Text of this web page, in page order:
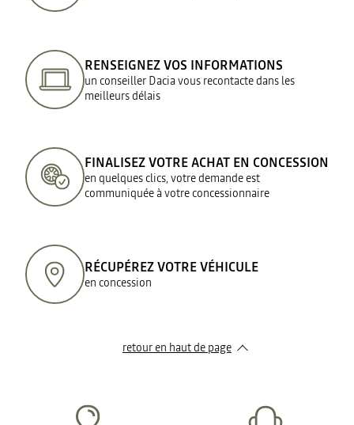
RENSEIGNEZ VOS INFORMATIONS
un conseiller Dacia vous recontacte dans les
meilleurs délais
FINALISEZ VOTRE ACHAT EN CONCESSION
en quelques clics, votre demande est
communiquée à votre concessionnaire
RÉCUPÉREZ VOTRE VÉHICULE
en concession
retour en haut de page​